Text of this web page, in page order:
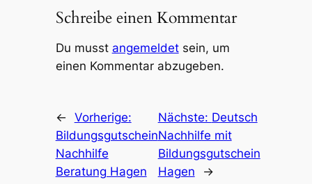
Schreibe einen Kommentar
Du musst angemeldetsein, um
einen Kommentar abzugeben.
← Vorherige:
Bildungsgutschein
Nachhilfe
Beratung Hagen
Nächste: Deutsch
Nachhilfe mit
Bildungsgutschein
Hagen
→